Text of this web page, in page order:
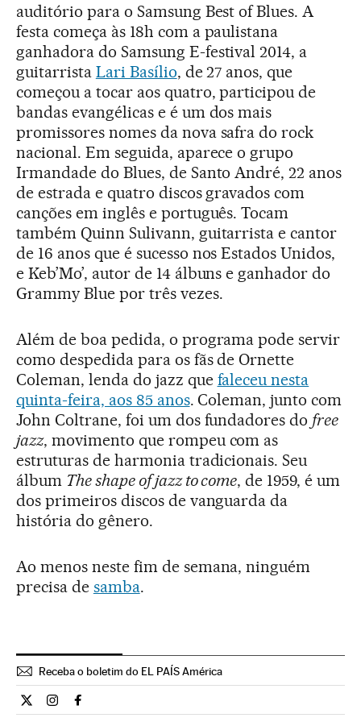
auditório para o Samsung Best of Blues. A
festa começa às 18h com a paulistana
ganhadora do Samsung E-festival 2014, a
guitarrista Lari Basílio, de 27 anos, que
começou a tocar aos quatro, participou de
bandas evangélicas e é um dos mais
promissores nomes da nova safra do rock
nacional. Em seguida, aparece o grupo
Irmandade do Blues, de Santo André, 22 anos
de estrada e quatro discos gravados com
canções em inglês e português. Tocam
também Quinn Sulivann, guitarrista e cantor
de 16 anos que é sucesso nos Estados Unidos,
e Keb’Mo’, autor de 14 álbuns e ganhador do
Grammy Blue por três vezes.
Além de boa pedida, o programa pode servir
como despedida para os fãs de Ornette
Coleman, lenda do jazz que faleceu nesta
quinta-feira, aos 85 anos. Coleman, junto com
John Coltrane, foi um dos fundadores do free
jazz, movimento que rompeu com as
estruturas de harmonia tradicionais. Seu
álbum The shape of jazz to come, de 1959, é um
dos primeiros discos de vanguarda da
história do gênero.
Ao menos neste fim de semana, ninguém
precisa de samba.
Receba o boletim do EL PAÍS América
Cultura El País Brasil en Twitter
Cultura El País Brasil en Instagram
Cultura El País Brasil en Facebook